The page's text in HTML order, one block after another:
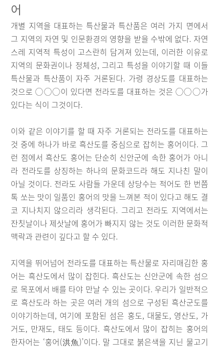
어
개별 지역을 대표하는 특산물과 특산품은 여러 가지 면에서
그 지역의 자연 및 인문환경의 영향을 받을 수밖에 없다. 자연
스레 지역적 특성이 고스란히 담겨져 있는데, 이러한 이유로
지역의 문화권이나 정체성, 그리고 특성을 이야기할 때 이들
특산물과 특산품이 자주 거론된다. 가령 경상도를 대표하는
것으로 ◯◯◯이 있다면 전라도를 대표하는 것은 ◯◯◯가
있다는 식이 그것이다.
이와 같은 이야기를 할 때 자주 거론되는 전라도를 대표하는
것 중에 하나가 바로 흑산도를 중심으로 잡히는 홍어이다. 그
런 점에서 흑산도 홍어는 단순히 신안군에 속한 홍어가 아니
라 전라도를 상징하는 하나의 문화코드라 해도 지나친 말이
아닐 것이다. 전라도 사람들 가운데 상당수는 적어도 한 번쯤
톡 쏘는 맛이 일품인 홍어의 맛을 느껴본 적이 있다고 해도 결
코 지나치지 않으리라 생각된다. 그리고 전라도 지역에서는
잔칫날이나 제삿날에 홍어가 빠지지 않는 것도 이러한 문화적
맥락과 관련이 깊다고 할 수 있다.
지역을 뛰어넘어 전라도를 대표하는 특산물로 자리매김한 홍
어는 흑산도에서 많이 잡힌다. 흑산도는 신안군에 속한 섬으
로 목포에서 배를 타야 만날 수 있는 곳이다. 우리가 일반적으
로 흑산도라 하는 곳은 여러 개의 섬으로 구성된 흑산군도를
이야기하는데, 여기에 포함된 섬은 홍도, 대물도, 영산도, 가
거도, 만재도, 태도 등이다. 흑산도에서 많이 잡히는 홍어의
한자어는 ‘홍어(洪魚)’이다. 말 그대로 붉은색을 지닌 물고기